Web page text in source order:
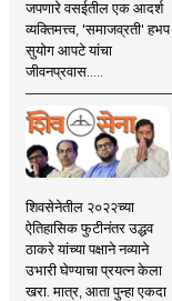
जपणारे वसईतील एक आदर्श
व्यक्तिमत्त्व, 'समाजव्रती' हभप
सुयोग आपटे यांचा
जीवनप्रवास.....
शिवसेनेतील २०२२च्या
ऐतिहासिक फुटीनंतर उद्धव
ठाकरे यांच्या पक्षाने नव्याने
उभारी घेण्याचा प्रयत्न केला
खरा. मात्र, आता पुन्हा एकदा